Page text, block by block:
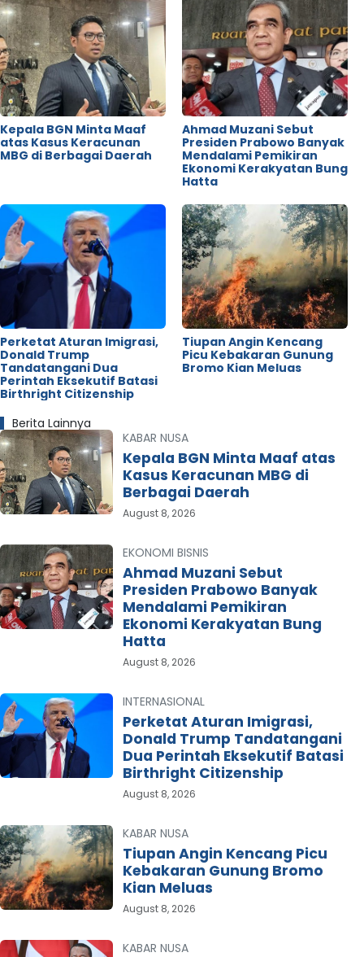
Kepala BGN Minta Maaf
atas Kasus Keracunan
MBG di Berbagai Daerah
Ahmad Muzani Sebut
Presiden Prabowo Banyak
Mendalami Pemikiran
Ekonomi Kerakyatan Bung
Hatta
Perketat Aturan Imigrasi,
Donald Trump
Tandatangani Dua
Perintah Eksekutif Batasi
Birthright Citizenship
Tiupan Angin Kencang
Picu Kebakaran Gunung
Bromo Kian Meluas
Berita Lainnya
KABAR NUSA
Kepala BGN Minta Maaf atas
Kasus Keracunan MBG di
Berbagai Daerah
August 8, 2026
EKONOMI BISNIS
Ahmad Muzani Sebut
Presiden Prabowo Banyak
Mendalami Pemikiran
Ekonomi Kerakyatan Bung
Hatta
August 8, 2026
INTERNASIONAL
Perketat Aturan Imigrasi,
Donald Trump Tandatangani
Dua Perintah Eksekutif Batasi
Birthright Citizenship
August 8, 2026
KABAR NUSA
Tiupan Angin Kencang Picu
Kebakaran Gunung Bromo
Kian Meluas
August 8, 2026
KABAR NUSA